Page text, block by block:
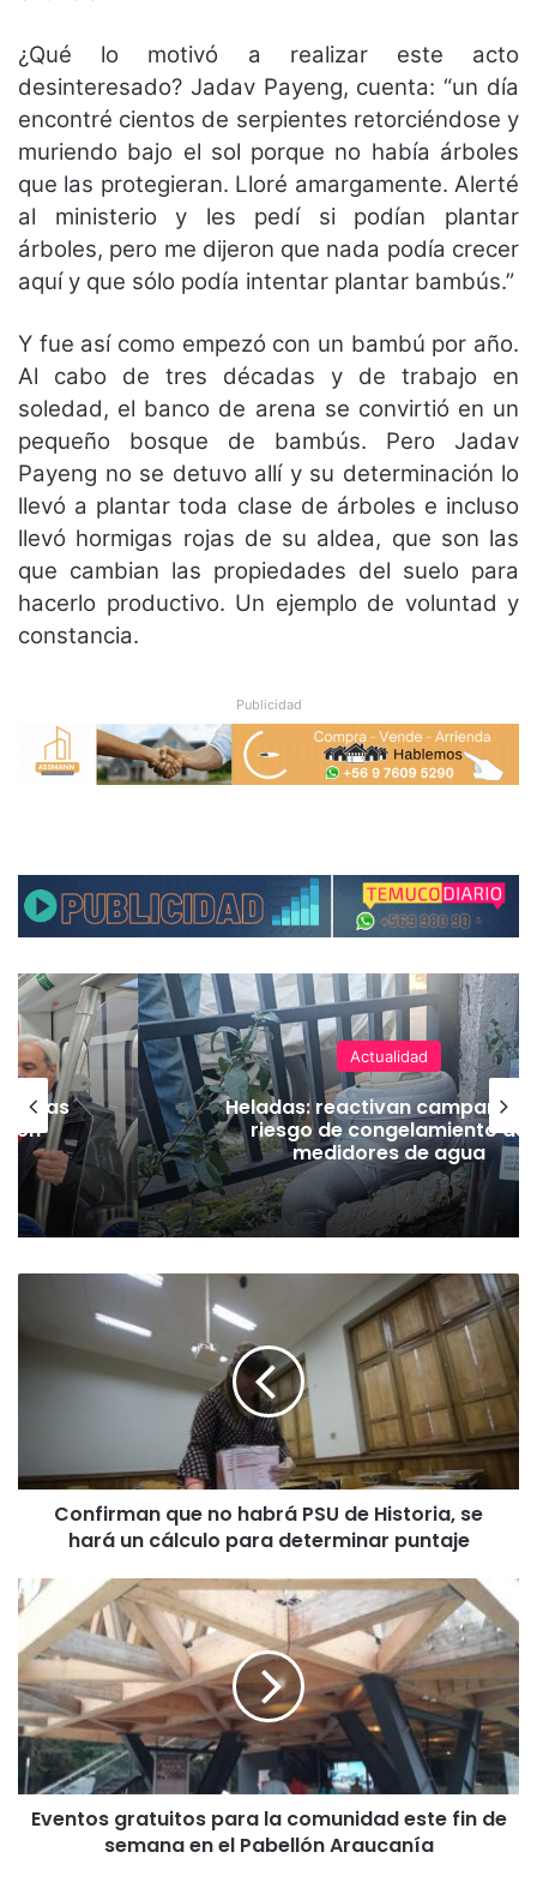
¿Qué lo motivó a realizar este acto
desinteresado? Jadav Payeng, cuenta: “un día
encontré cientos de serpientes retorciéndose y
muriendo bajo el sol porque no había árboles
que las protegieran. Lloré amargamente. Alerté
al ministerio y les pedí si podían plantar
árboles, pero me dijeron que nada podía crecer
aquí y que sólo podía intentar plantar bambús.”
Y fue así como empezó con un bambú por año.
Al cabo de tres décadas y de trabajo en
soledad, el banco de arena se convirtió en un
pequeño bosque de bambús. Pero Jadav
Payeng no se detuvo allí y su determinación lo
llevó a plantar toda clase de árboles e incluso
llevó hormigas rojas de su aldea, que son las
que cambian las propiedades del suelo para
hacerlo productivo. Un ejemplo de voluntad y
constancia.
Publicidad
Actualidad
Heladas: reactivan campaña por
riesgo de congelamiento de
medidores de agua
n
n
o
b
r
á
P
S
Confirman que no habrá PSU de Historia, se
hará un cálculo para determinar puntaje
E
v
n
t
o
s
g
r
Eventos gratuitos para la comunidad este fin de
semana en el Pabellón Araucanía